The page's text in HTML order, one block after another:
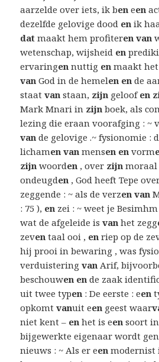
aarzelde over iets, ik ben een
dezelfde gelovige dood en ik
dat maakt hem profiteren van
wetenschap, wijsheid en
ervaringen nuttig en maakt
van God in de hemelen en de
staatvan staan, zijn geloofen
Mark Mnari in zijn boek, als
lezing die eraan voorafging : ~
van de gelovige .~ fysionomie :
lichamen van mensen en vorm
zijn woorden , over zijn moraal
ondeugden , God heeft Tepe
zeggende : ~ als de verzen van
: 75 ), en zei : ~ weet je
wat de afgeleide isvan het zegg
zeven taal ooi , en riep op de
hij prooi in bewaring , was
verduisteringvan Arif,
beschouwen en de zaak
uit twee typen : De eerste : een
opkomtvanuit een geest waar
niet kent – en het is een soort
bijgewerkte eigenaar wordt
nieuws : ~ Als er een modernist